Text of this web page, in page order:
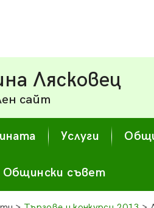
Лясковец
сайт
Услуги
Общински съвет